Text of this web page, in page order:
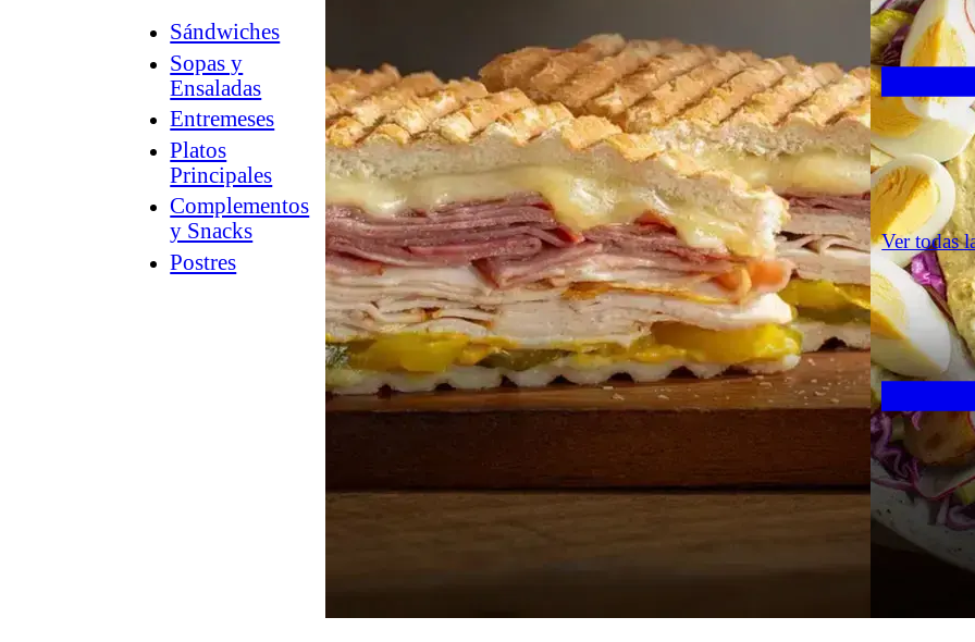
Sándwiches
Sopas y
Ensaladas
Entremeses
Platos
Principales
Complementos
y Snacks
Postres
Charcuterie®
Counter
Culture™
Guía
a
la
tienda
Ver todas